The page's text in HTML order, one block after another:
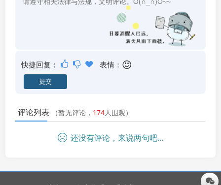
快捷回复： 表情：
评论列表 （暂无评论， 174人围观）
还没有评论，来说两句吧...